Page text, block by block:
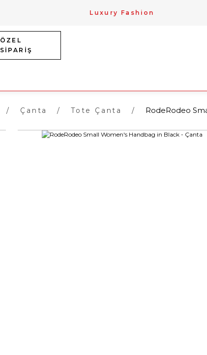
Luxury Fashion
ÖZEL
SİPARİŞ
Çanta Tote Çanta RodeRodeo